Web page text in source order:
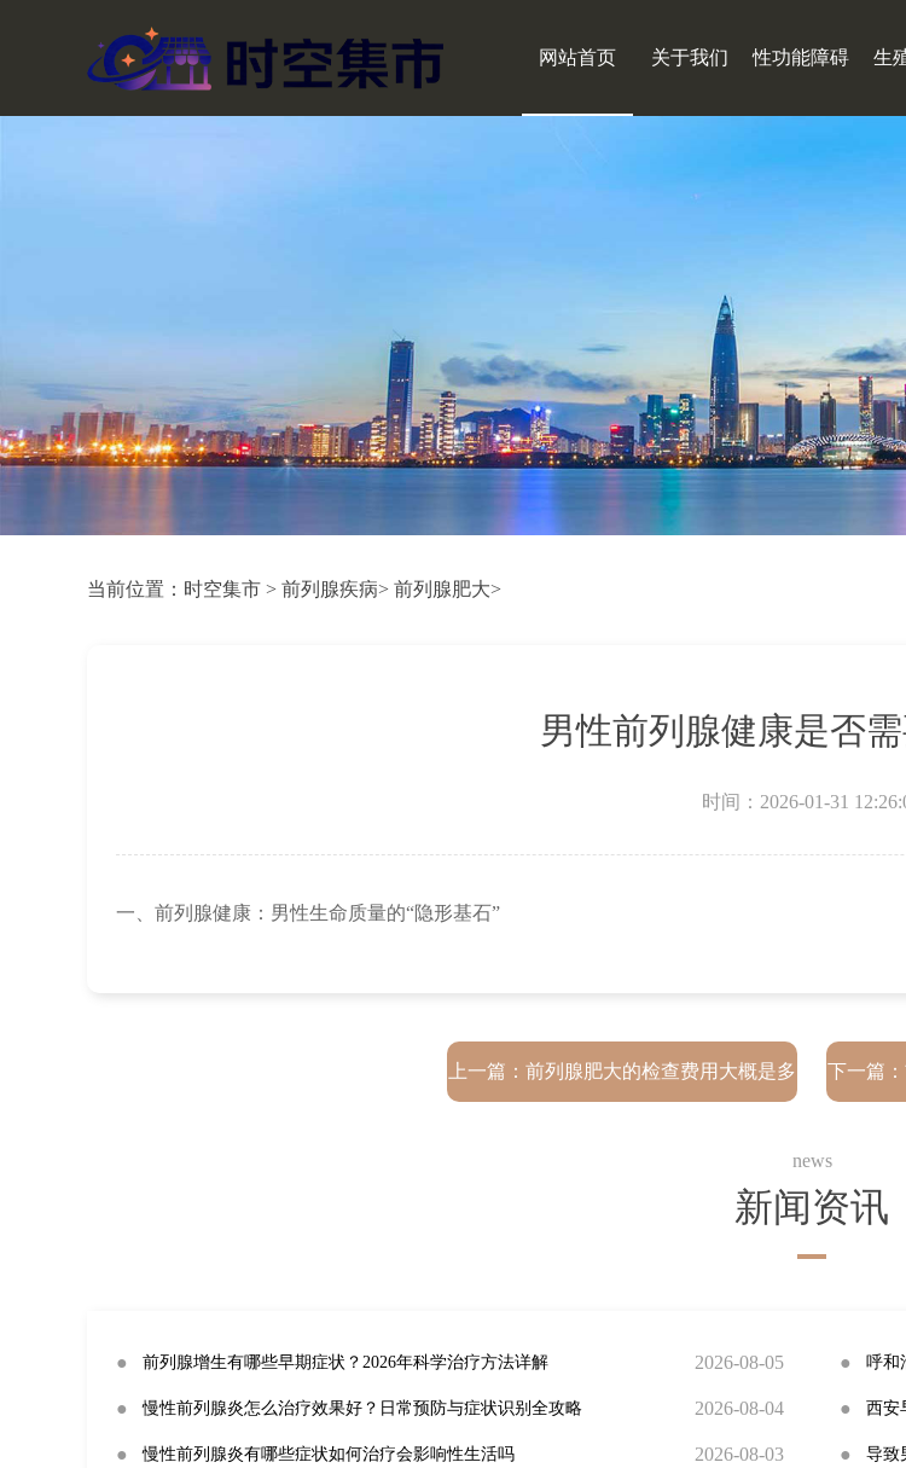
网站首页 关于我们 性功能障碍 生
当前位置： 时空集市 > 前列腺疾病> 前列腺肥大>
男性前列腺健康是否
时间：2026-01-31
一、前列腺健康：男性生命质量的“隐形基石”
上一篇： 前列腺肥大的检查费用大概是多 下一篇：
news
新闻资讯
● 前列腺增生有哪些早期症状？2026年科学治疗方法详解 2026-08-05
● 慢性前列腺炎怎么治疗效果好？日常预防与症状识别全攻略 2026-08-04
● 慢性前列腺炎有哪些症状如何治疗会影响性生活吗 2026-08-03
● 呼和
● 西安
● 导致